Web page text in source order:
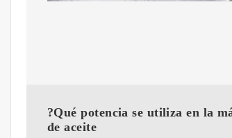
?Qué potencia se utiliza en la
de aceite